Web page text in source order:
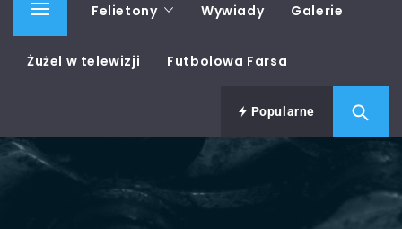
Primary
Start Felietony Wywiady Galerie
Żużel w telewizji Futbolowa Farsa
Popularne